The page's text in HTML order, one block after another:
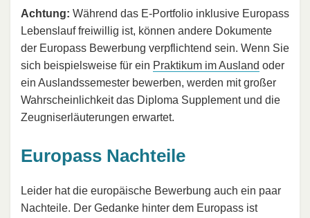
Achtung: Während das E-Portfolio inklusive Europass
Lebenslauf freiwillig ist, können andere Dokumente
der Europass Bewerbung verpflichtend sein. Wenn Sie
sich beispielsweise für ein Praktikum im Ausland oder
ein Auslandssemester bewerben, werden mit großer
Wahrscheinlichkeit das Diploma Supplement und die
Zeugniserläuterungen erwartet.
Europass Nachteile
Leider hat die europäische Bewerbung auch ein paar
Nachteile. Der Gedanke hinter dem Europass ist